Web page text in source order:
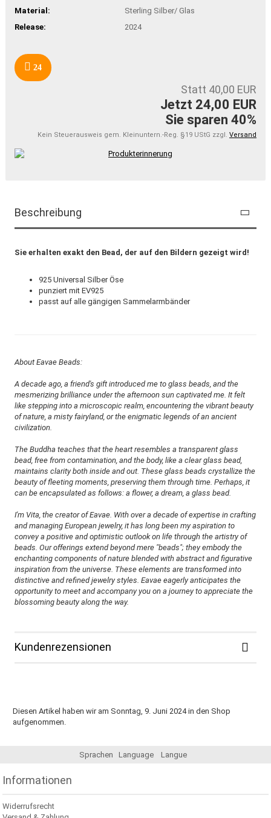
Material:
Sterling Silber/ Glas
Release:
2024
24
Statt 40,00 EUR
Jetzt 24,00 EUR
Sie sparen 40%
Kein Steuerausweis gem. Kleinuntern.-Reg. §19 UStG zzgl. Versand
Beschreibung
Sie erhalten exakt den Bead, der auf den Bildern gezeigt wird!
925 Universal Silber Öse
punziert mit EV925
passt auf alle gängigen Sammelarmbänder
About Eavae Beads:
A decade ago, a friend's gift introduced me to glass beads, and the
mesmerizing brilliance under the afternoon sun captivated me. It felt
like stepping into a microscopic realm, encountering the vibrant beauty
of nature, a misty fairyland, or the enigmatic legends of an ancient
civilization.
The Buddha teaches that the heart resembles a transparent glass
bead, free from contamination, and the body, like a clear glass bead,
maintains clarity both inside and out. These glass beads crystallize the
beauty of fleeting moments, preserving them through time. Perhaps, it
can be encapsulated as follows: a flower, a dream, a glass bead.
I'm Vita, the creator of Eavae. With over a decade of expertise in crafting
and managing European jewelry, it has long been my aspiration to
convey a positive and optimistic outlook on life through the artistry of
beads. Our offerings extend beyond mere "beads"; they embody the
enchanting components of nature blended with abstract and figurative
inspiration from the universe. These elements are transformed into
distinctive and refined jewelry styles. Eavae eagerly anticipates the
opportunity to meet and accompany you on a journey to appreciate the
blossoming beauty along the way.
Kundenrezensionen
Diesen Artikel haben wir am Sonntag, 9. Juni 2024 in den Shop
aufgenommen.
Sprachen Language Langue
Informationen
Widerrufsrecht